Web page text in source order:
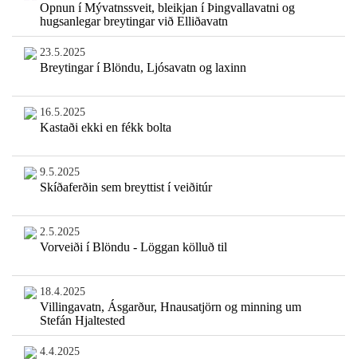
Opnun í Mývatnssveit, bleikjan í Þingvallavatni og
hugsanlegar breytingar við Elliðavatn
23.5.2025
Breytingar í Blöndu, Ljósavatn og laxinn
16.5.2025
Kastaði ekki en fékk bolta
9.5.2025
Skíðaferðin sem breyttist í veiðitúr
2.5.2025
Vorveiði í Blöndu - Löggan kölluð til
18.4.2025
Villingavatn, Ásgarður, Hnausatjörn og minning um
Stefán Hjaltested
4.4.2025